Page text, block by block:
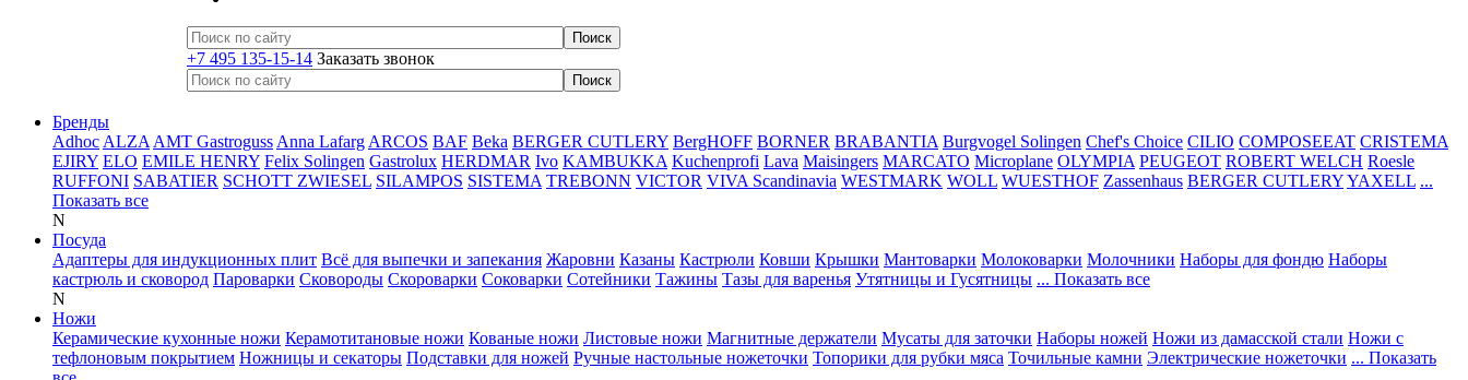
+7 495 135-15-14 Заказать звонок
Бренды
Adhoc ALZA AMT Gastroguss Anna Lafarg ARCOS BAF Beka BERGER CUTLERY BergHOFF BORNER BRABANTIA Burgvogel Solingen Chef's Choice CILIO COMPOSEEAT CRISTEMA
EJIRY ELO EMILE HENRY Felix Solingen Gastrolux HERDMAR Ivo KAMBUKKA Kuchenprofi Lava Maisingers MARCATO Microplane OLYMPIA PEUGEOT ROBERT WELCH Roesle
RUFFONI SABATIER SCHOTT ZWIESEL SILAMPOS SISTEMA TREBONN VICTOR VIVA Scandinavia WESTMARK WOLL WUESTHOF Zassenhaus BERGER CUTLERYYAXELL ...
Показать все
N
Посуда
Адаптеры для индукционных плит Всё для выпечки и запекания Жаровни Казаны Кастрюли Ковши Крышки Мантоварки Молоковарки Молочники Наборы для фондю Наборы
кастрюль и сковород Пароварки Сковороды Скороварки Соковарки Сотейники Тажины Тазы для варенья Утятницы и Гусятницы ... Показать все
N
Ножи
Керамические кухонные ножи Керамотитановые ножи Кованые ножи Листовые ножи Магнитные держатели Мусаты для заточки Наборы ножей Ножи из дамасской стали Ножи с
тефлоновым покрытием Ножницы и секаторы Подставки для ножей Ручные настольные ножеточки Топорики для рубки мяса Точильные камни Электрические ножеточки ... Показать